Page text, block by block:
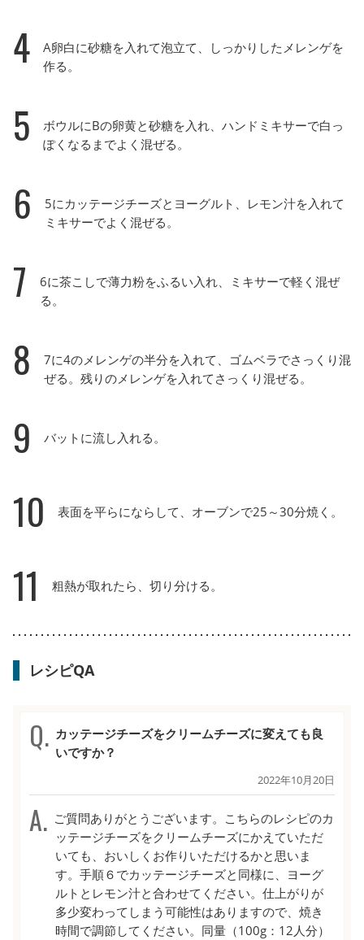
4
A卵白に砂糖を入れて泡立て、しっかりしたメレンゲを
作る。
5
ボウルにBの卵黄と砂糖を入れ、ハンドミキサーで白っ
ぽくなるまでよく混ぜる。
6
5にカッテージチーズとヨーグルト、レモン汁を入れて
ミキサーでよく混ぜる。
7
6に茶こしで薄力粉をふるい入れ、ミキサーで軽く混ぜ
る。
8
7に4のメレンゲの半分を入れて、ゴムベラでさっくり混
ぜる。残りのメレンゲを入れてさっくり混ぜる。
9 バットに流し入れる。
10 表面を平らにならして、オーブンで25～30分焼く。
11 粗熱が取れたら、切り分ける。
レシピQA
カッテージチーズをクリームチーズに変えても良
いですか？
2022年10月20日
ご質問ありがとうございます。こちらのレシピのカ
ッテージチーズをクリームチーズにかえていただ
いても、おいしくお作りいただけるかと思いま
す。手順６でカッテージチーズと同様に、ヨーグ
ルトとレモン汁と合わせてください。仕上がりが
多少変わってしまう可能性はありますので、焼き
時間で調節してください。同量（100g：12人分）